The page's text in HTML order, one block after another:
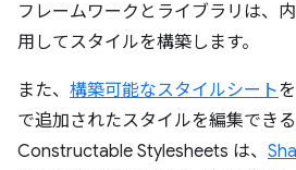
フレームワークとライブラリは、
用してスタイルを構築します。
また、 構築可能なスタイルシート
で追加されたスタイルを編集でき
Constructable Stylesheets は、